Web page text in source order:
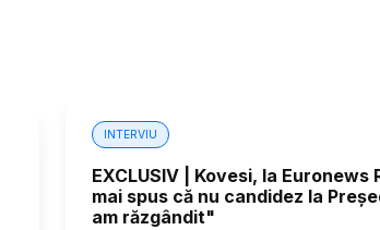
INTERVIU
EXCLUSIV | Kovesi, la Euronews
mai spus că nu candidez la
am răzgândit"